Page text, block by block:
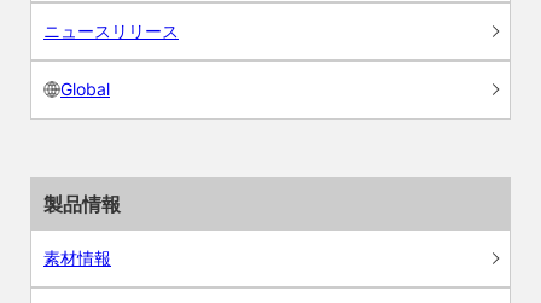
ニュースリリース
Global
製品情報
素材情報